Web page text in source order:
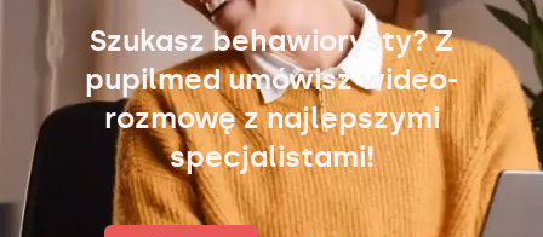
Szukasz behawiorysty? Z
pupilmed umówisz wideo-
rozmowę z najlepszymi
specjalistami!